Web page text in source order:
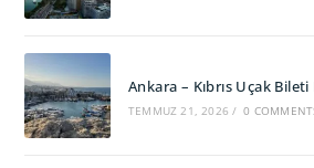
Ankara – Kıbrıs Uçak Bileti
TEMMUZ 21, 2026 / 0